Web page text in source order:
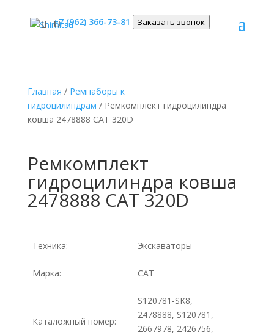
+7 (962) 366-73-81 Заказать звонок
Главная / Ремнаборы к
гидроцилиндрам / Ремкомплект гидроцилиндра
ковша 2478888 CAT 320D
Ремкомплект
гидроцилиндра ковша
2478888 CAT 320D
Техника: Экскаваторы
Марка: CAT
Каталожный номер:
S120781-SK8,
2478888, S120781,
2667978, 2426756,